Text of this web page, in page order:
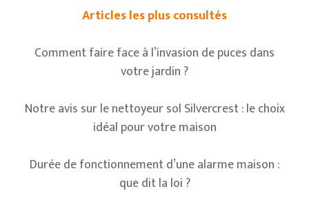
Articles les plus consultés
Comment faire face à l’invasion de puces dans
votre jardin ?
Notre avis sur le nettoyeur sol Silvercrest : le choix
idéal pour votre maison
Durée de fonctionnement d’une alarme maison :
que dit la loi ?